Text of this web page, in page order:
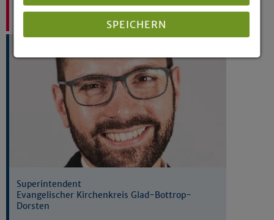
Ihr Ansprechpartner:
Steffen Riesenberg
Superintendent
Evangelischer Kirchenkreis Glad-Bottrop-
Dorsten
SPEICHERN
Details anzeigen
Impressum |Datenschutz